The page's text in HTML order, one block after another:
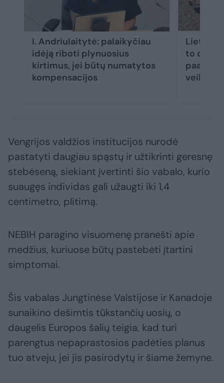
I. Andriulaitytė: palaikyčiau
idėją riboti plynuosius
kirtimus, jei būtų numatytos
kompensacijos
to dar
Vengrijos valdžios institucijos nurodė
pastatyti daugiau spąstų ir užtikrinti geresnę
stebėseną, siekiant įvertinti šio vabalo, kurio
suaugęs individas gali užaugti iki 1,4
centimetro, plitimą.
NEBIH paragino visuomenę pranešti apie
medžius, kuriuose būtų pastebėti įtartini
simptomai.
Šis vabalas Jungtinėse Valstijose ir Kanadoje
sunaikino dešimtis tūkstančių uosių, o
daugelis Europos šalių teigia, kad turi
parengtus nepaprastosios padėties planus
tuo atveju, jei jis pasirodytų ir šiame žemyne.